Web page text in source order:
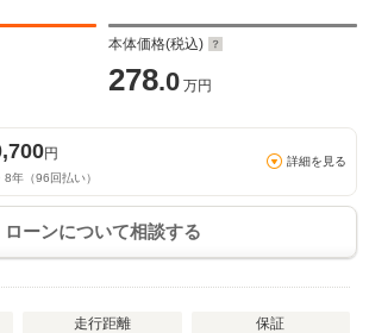
本体価格(税込)
278.0 万円
円
8年（96 回払い）
詳細を見る
ローンについて相談する
走行距離
保証